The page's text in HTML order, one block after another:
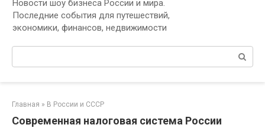
Новости шоу бизнеса России и мира.
Последние события для путешествий,
экономики, финансов, недвижимости
Поиск:
Главная » В России и СССР
Современная налоговая система России